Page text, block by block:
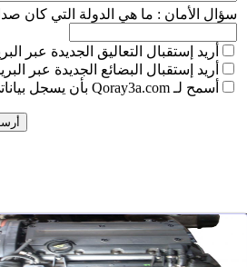
سؤال الأمان : ما هي الدولة التي كان
أريد إستقبال التعاليق الجديدة عبر
أريد إستقبال البضائع الجديدة عبر
أسمح لـ Qoray3a.com بأن يسجل بياناتي.